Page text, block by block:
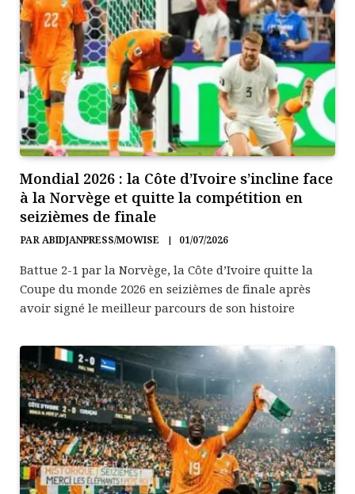
Mondial 2026 : la Côte d’Ivoire s’incline face
à la Norvège et quitte la compétition en
seizièmes de finale
PARABIDJANPRESS/MOWISE 01/07/2026
Battue 2-1 par la Norvège, la Côte d’Ivoire quitte la
Coupe du monde 2026 en seizièmes de finale après
avoir signé le meilleur parcours de son histoire